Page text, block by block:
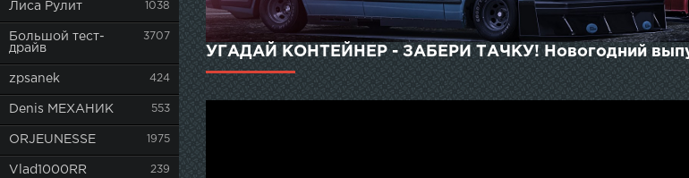
Лиса Рулит 1038
Большой тест-
драйв
3707
zpsanek 424
Denis МЕХАНИК 553
ORJEUNESSE 1975
Vlad1000RR 239
УГАДАЙ КОНТЕЙНЕР - ЗАБЕРИ ТАЧКУ! Новогодний